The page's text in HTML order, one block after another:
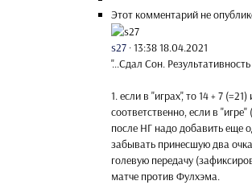
Этот комментарий не
s27 ·13:38 18.04.2021
"...Сдал Сон.
1. если в "играх", то 14 + 7 (=21)
соответственно, если в
после НГ надо добавить еще
забывать принесшую два
голевую передачу
матче против Фулхэма.